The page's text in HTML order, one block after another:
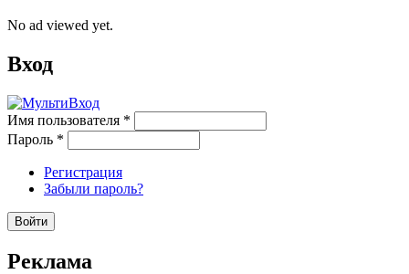
No ad viewed yet.
Вход
Имя пользователя *
Пароль *
Регистрация
Забыли пароль?
Реклама